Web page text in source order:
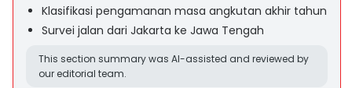
Klasifikasi pengamanan masa angkutan akhir tahun
Survei jalan dari Jakarta ke Jawa Tengah
This section summary was AI-assisted and reviewed by
our editorial team.